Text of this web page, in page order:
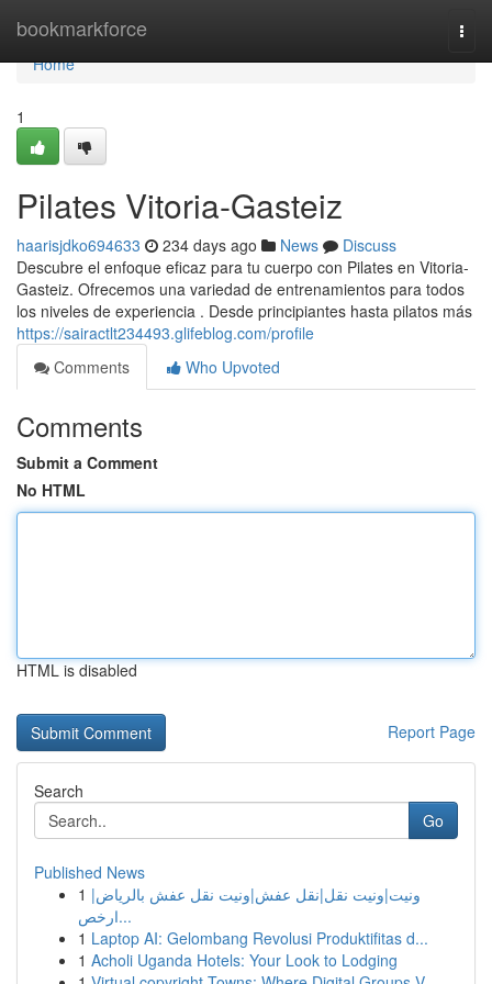
bookmarkforce
Home
Home
1
Pilates Vitoria-Gasteiz
haarisjdko694633 234 days ago News
Discuss
Descubre el enfoque eficaz para tu cuerpo con Pilates en Vitoria-
Gasteiz. Ofrecemos una variedad de entrenamientos para todos
los niveles de experiencia . Desde principiantes hasta pilatos más
https://sairactlt234493.glifeblog.com/profile
Comments
Who Upvoted
Comments
Submit a Comment
No HTML
HTML is disabled
Report Page
Search
Go
Published News
1 ونيت|ونيت نقل|نقل عفش|ونيت نقل عفش بالرياض|
ارخص...
1 Laptop AI: Gelombang Revolusi Produktifitas d...
1 Acholi Uganda Hotels: Your Look to Lodging